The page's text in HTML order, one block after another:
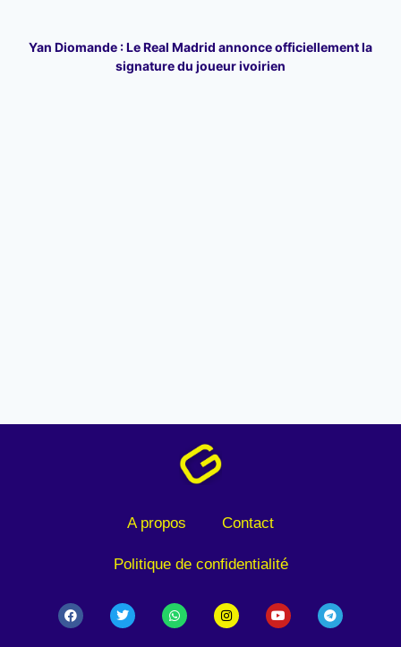
Yan Diomande : Le Real Madrid annonce officiellement la
signature du joueur ivoirien
A propos Contact
Politique de confidentialité